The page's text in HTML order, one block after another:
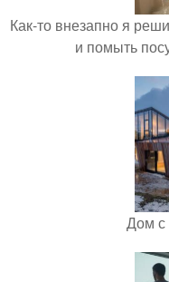
Как-то внезапно я
и помыть
Дом с